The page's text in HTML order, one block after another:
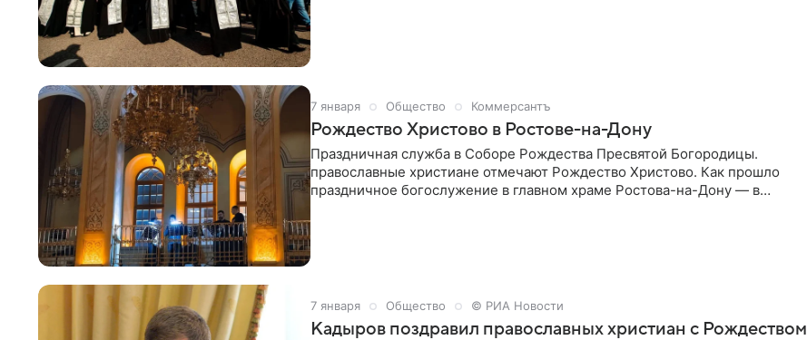
7 января Общество Коммерсантъ
Рождество Христово в Ростове-на-Дону
Праздничная служба в Соборе Рождества Пресвятой Богородицы.
православные христиане отмечают Рождество Христово. Как прошло
праздничное богослужение в главном храме Ростова-на-Дону — в
7 января Общество © РИА Новости
Кадыров поздравил православных христиан с Рождеством